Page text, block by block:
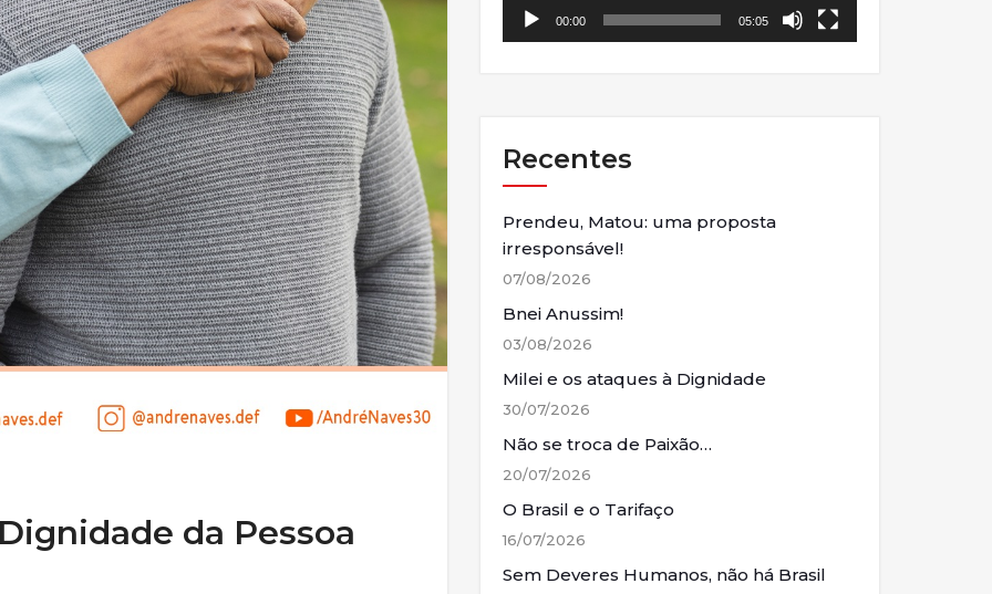
da Pessoa
00:00 05:05
Recentes
Prendeu, Matou: uma proposta
irresponsável!
07/08/2026
Bnei Anussim!
03/08/2026
Milei e os ataques à Dignidade
30/07/2026
Não se troca de Paixão…
20/07/2026
O Brasil e o Tarifaço
16/07/2026
Sem Deveres Humanos, não há Brasil